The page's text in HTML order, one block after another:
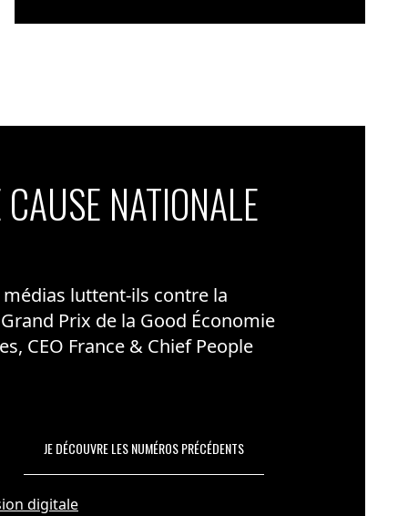
NATIONALE
luttent-ils contre la
Prix de la Good Économie
CEO France & Chief People
JE DÉCOUVRE LES NUMÉROS PRÉCÉDENTS
digitale